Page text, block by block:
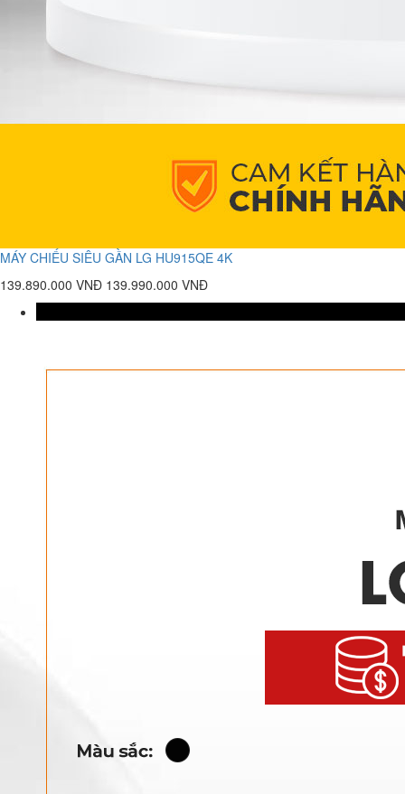
MÁY CHIẾU SIÊU GẦN LG HU915QE 4K
139.890.000 VNĐ 139.990.000 VNĐ